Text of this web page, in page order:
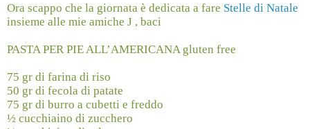
Ora scappo che la giornata è dedicata a fare Stelle di Natale
insieme alle mie amiche J , baci
PASTA PER PIE ALL’AMERICANA gluten free
75 gr di farina di riso
50 gr di fecola di patate
75 gr di burro a cubetti e freddo
½ cucchiaino di zucchero